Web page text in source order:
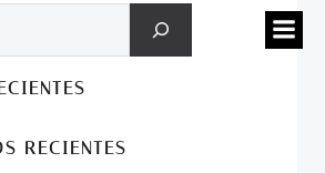
al
contenido
RECIENTES